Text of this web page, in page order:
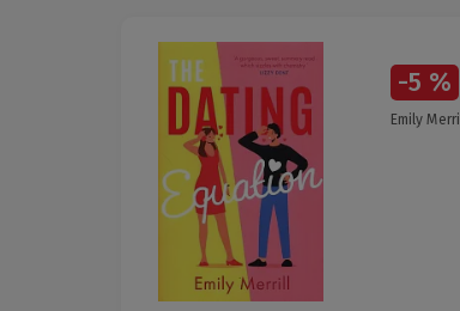
-5 %
Emily Merrill